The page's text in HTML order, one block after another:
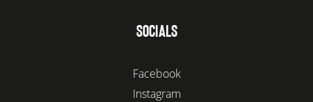
SOCIALS
Facebook
Instagram